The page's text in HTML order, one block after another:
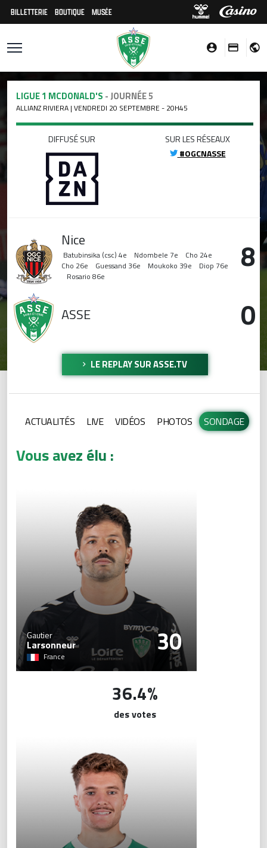
BILLETTERIE BOUTIQUE MUSÉE
LIGUE 1 MCDONALD'S - JOURNÉE 5
ALLIANZ RIVIERA | VENDREDI 20 SEPTEMBRE - 20H45
DIFFUSÉ SUR
SUR LES RÉSEAUX
#OGCNASSE
Nice
Batubinsika (csc) 4e Ndombele 7e Cho 24e
Cho 26e Guessand 36e Moukoko 39e Diop 76e
Rosario 86e
8
ASSE 0
LE REPLAY SUR ASSE.TV
ACTUALITÉS LIVE VIDÉOS PHOTOS SONDAGE
Vous avez élu :
30
Gautier
Larsonneur
France
36.4%
des votes